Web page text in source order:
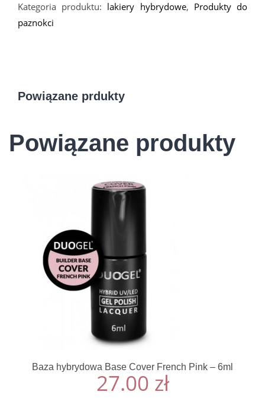
Kategoria produktu: lakiery hybrydowe, Produkty do
paznokci
Powiązane prdukty
Powiązane produkty
Baza hybrydowa Base Cover French Pink – 6ml
27.00 zł